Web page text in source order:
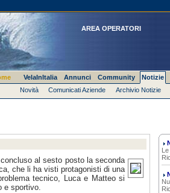
AREA OPERATORI
VelaInItalia Annunci Community Notizie
Novità
Comunicati Aziende Archivio Notizie
al sesto posto la seconda
che li ha visti protagonisti di una
tecnico, Luca e Matteo si
e sportivo.